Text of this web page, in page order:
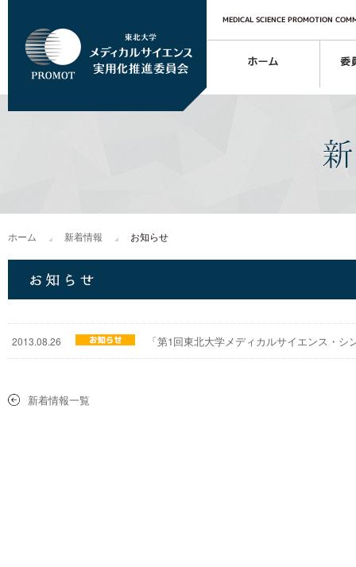
MEDICAL SCIENCE PROMOTION
ホーム 新着情報 お知らせ
2013.08.26 「第1回東北大学メディカルサイエンス・
新着情報一覧